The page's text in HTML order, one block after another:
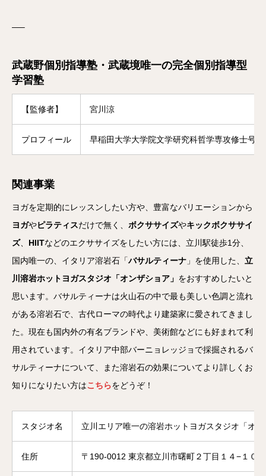
—–
武蔵野個別指導塾・武蔵境唯一の完全個別指導型
学習塾
【監修者】 宮川涼
プロフィール 早稲田大学大学院文学研究科哲学専攻修士号
関連事業
ヨガを定期的にレッスンしたい方や、豊富なバリエーションから
ヨガやピラティスだけで無く、 ボクササイズやキックボクササイ
ズ、 HIITなどのエクササイズをしたい方には、立川駅徒歩1分、
国内唯一の、イタリア溶岩石「バサルティーナ 」を使用した、 立
川溶岩ホットヨガスタジオ「オンザショア」 をおすすめしたいと
思います。バサルティーナは火山石の中で最も美しい色調と流れ
がある溶岩石で、古代ローマの時代より建築家に愛されてきまし
た。現在も国内外の有名ブランドや、美術館などにも好まれて利
用されています。イタリア中部バーニョレッジョで採掘されるバ
サルティーナについて、また溶岩石の効果についてより詳しくお
知りになりたい方はこちらをどうぞ！
スタジオ名 立川エリア唯一の溶岩ホットヨガスタジオ「オ
住所 〒190-0012 東京都立川市曙町２丁目１４−１０